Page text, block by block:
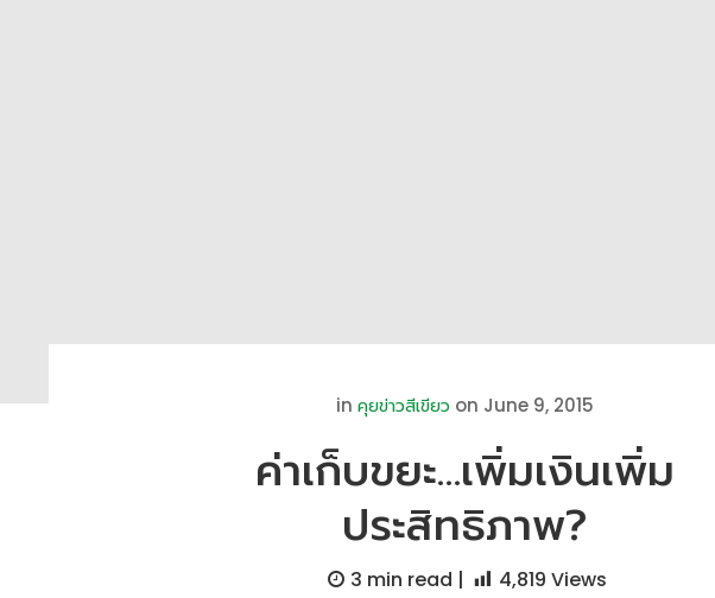
in คุยข่าวสีเขียว on June 9, 2015
ค่าเก็บขยะ…เพิ่มเงินเพิ่ม
ประสิทธิภาพ?
3 min read | 4,819 Views